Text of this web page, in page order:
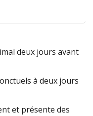
deux jours avant
à deux jours
et présente des